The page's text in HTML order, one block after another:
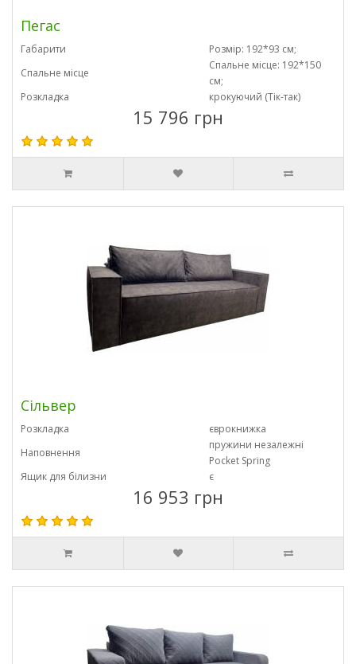
Пегас
Габарити
Розмір: 192*93 см;
Спальне місце
Спальне місце: 192*150
см;
Розкладка
крокуючий (Тік-так)
15 796 грн
Сільвер
Розкладка
єврокнижка
Наповнення
пружини незалежні
Pocket Spring
Ящик для білизни
є
16 953 грн